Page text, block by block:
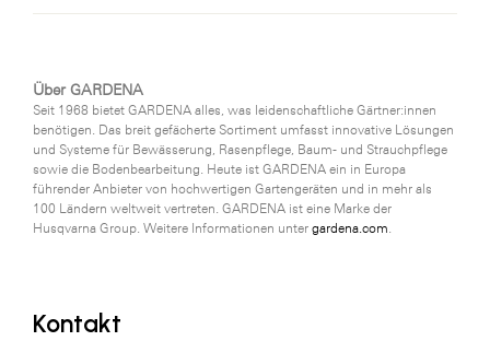
Über GARDENA
Seit 1968 bietet GARDENA alles, was leidenschaftliche Gärtner:innen
benötigen. Das breit gefächerte Sortiment umfasst innovative Lösungen
und Systeme für Bewässerung, Rasenpflege, Baum- und Strauchpflege
sowie die Bodenbearbeitung. Heute ist GARDENA ein in Europa
führender Anbieter von hochwertigen Gartengeräten und in mehr als
100 Ländern weltweit vertreten. GARDENA ist eine Marke der
Husqvarna Group. Weitere Informationen unter gardena.com.
Kontakt